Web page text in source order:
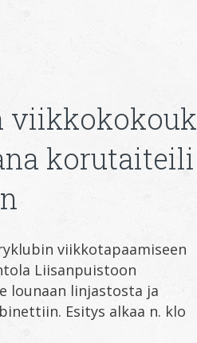
viikkokokouk
korutaiteili
viikkotapaamiseen
Liisanpuistoon
lounaan linjastosta ja
Esitys alkaa n. klo